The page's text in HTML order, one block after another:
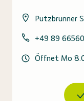
Putzbrunner
+49 89
Öffnet Mo